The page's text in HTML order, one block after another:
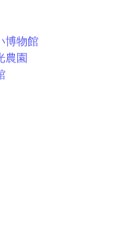
博物館
農園